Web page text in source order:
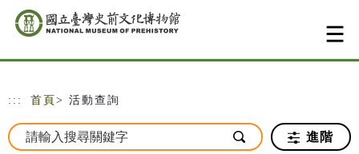
跳到主要內容
網站導覽
::: 首頁 > 活動查詢
進階